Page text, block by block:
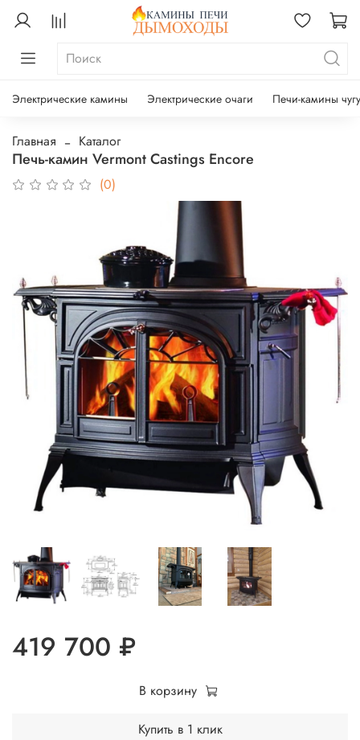
Электрические камины Электрические очаги Печи-камины
Главная Каталог
Печь-камин Vermont Castings Encore
(0)
419 700 ₽
В корзину
Купить в 1 клик